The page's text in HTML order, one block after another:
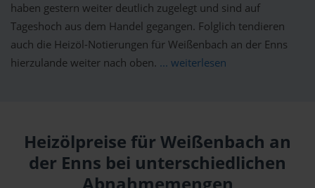
haben gestern weiter deutlich zugelegt und sind auf
Tageshoch aus dem Handel gegangen. Folglich tendieren
auch die Heizöl-Notierungen für Weißenbach an der Enns
hierzulande weiter nach oben. ... weiterlesen
Heizölpreise für Weißenbach an
der Enns bei unterschiedlichen